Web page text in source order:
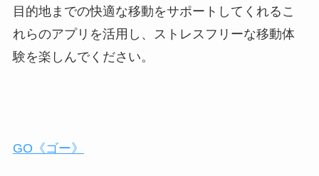
目的地までの快適な移動をサポートしてくれるこ
れらのアプリを活用し、ストレスフリーな移動体
験を楽しんでください。
GO《ゴー》